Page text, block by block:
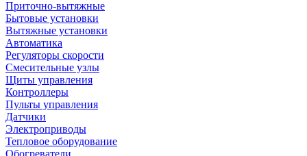
Приточно-вытяжные
Бытовые установки
Вытяжные установки
Автоматика
Регуляторы скорости
Смесительные узлы
Щиты управления
Контроллеры
Пульты управления
Датчики
Электроприводы
Тепловое оборудование
Обогреватели